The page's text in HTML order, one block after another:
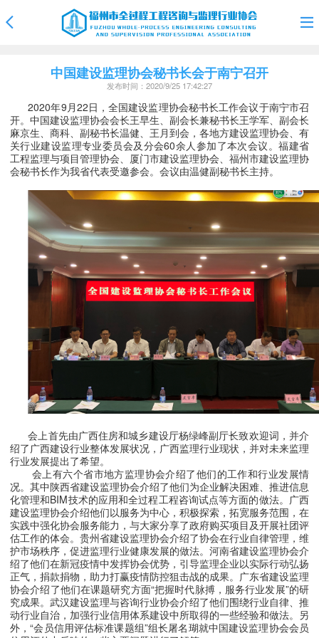
中国建设监理协会秘书长会于南宁召开
发布时间：2020/9/25 17:42:27
2020年9月22日，全国建设监理协会秘书长工作会议于南宁市召
开。中国建设监理协会会长王早生、副会长兼秘书长王学军、副会长
麻京生、商科、副秘书长温健、王月到会，各地方建设监理协会、有
关行业建设监理专业委员会及分会60余人参加了本次会议。福建省
工程监理与项目管理协会、厦门市建设监理协会、福州市建设监理协
会秘书长作为我省代表受邀参会。会议由温健副秘书长主持。
会上首先由广西住房和城乡建设厅杨绿峰副厅长致欢迎词，并介
绍了广西建设行业整体发展状况，广西监理行业现状，并对未来监理
行业发展提出了希望。
会上有六个省市地方监理协会介绍了他们的工作和行业发展情
况。其中陕西省建设监理协会介绍了他们为企业解决困难、推进信息
化管理和BIM技术的应用和全过程工程咨询试点等方面的做法。广西
建设监理协会介绍他们以服务为中心，积极探索，拓宽服务范围，在
实践中强化协会服务能力，与大家分享了政府购买项目及开展社团评
估工作的体会。贵州省建设监理协会介绍了协会在行业自律管理，维
护市场秩序，促进监理行业健康发展的做法。河南省建设监理协会介
绍了他们在新冠疫情中发挥协会优势，引导监理企业以实际行动弘扬
正气，捐款捐物，助力打赢疫情防控狙击战的成果。广东省建设监理
协会介绍了他们在课题研究方面“把握时代脉搏，服务行业发展”的研
究成果。武汉建设监理与咨询行业协会介绍了他们围绕行业自律、推
动行业自治，加强行业信用体系建设中所取得的一些经验和做法。另
外，“会员信用评估标准课题组”组长屠名瑚就中国建设监理协会会员